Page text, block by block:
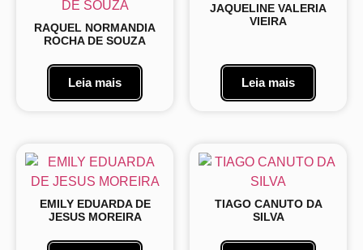
RAQUEL NORMANDIA
ROCHA DE SOUZA
Leia mais
JAQUELINE VALERIA
VIEIRA
Leia mais
EMILY EDUARDA DE
JESUS MOREIRA
TIAGO CANUTO DA
SILVA